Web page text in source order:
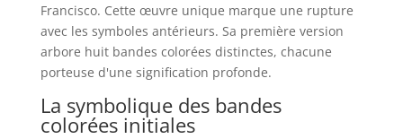
Francisco. Cette œuvre unique marque une rupture
avec les symboles antérieurs. Sa première version
arbore huit bandes colorées distinctes, chacune
porteuse d'une signification profonde.
La symbolique des bandes
colorées initiales